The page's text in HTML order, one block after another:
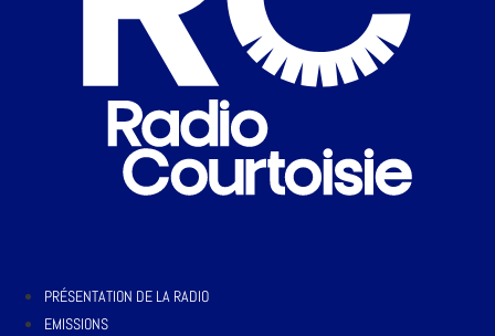
PRÉSENTATION DE LA RADIO
EMISSIONS